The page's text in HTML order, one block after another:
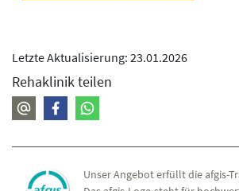
Letzte Aktualisierung: 23.01.2026
Rehaklinik teilen
Unser Angebot erfüllt die afgis-